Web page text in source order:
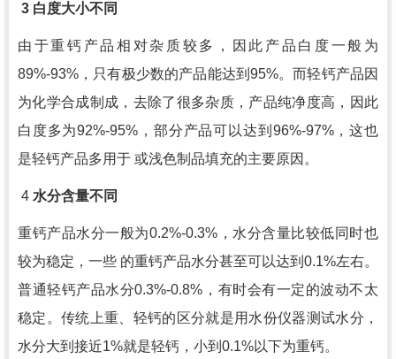
3 白度大小不同
由于重钙产品相对杂质较多，因此产品白度一般为
89%-93% ，只有极少数的产品能达到 95%。而轻钙产品因
为化学合成制成，去除了很多杂质，产品纯净度高，因此
白度多为92%-95% ，部分产品可以达到 96%-97%，这也
是轻钙产品多用于 或浅色制品填充的主要原因。
4 水分含量不同
重钙产品水分一般为0.2%-0.3%，水分含量比较低同时也
较为稳定，一些 的重钙产品水分甚至可以达到 0.1%左右。
普通轻钙产品水分0.3%-0.8% ，有时会有一定的波动不太
稳定。传统上重、轻钙的区分就是用水份仪器测试水分，
水分大到接近1%就是轻钙，小到 0.1%以下为重钙。